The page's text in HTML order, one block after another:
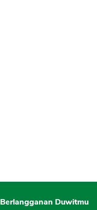
Berlangganan Duwitmu